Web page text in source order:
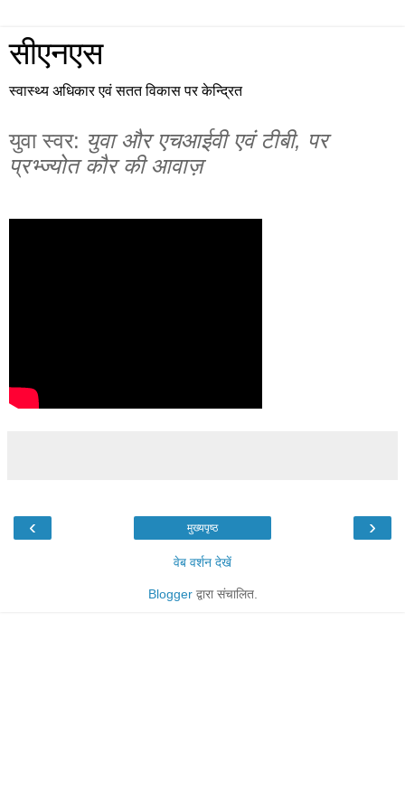
सीएनएस
स्वास्थ्य अधिकार एवं सतत विकास पर केन्द्रित
युवा स्वर: युवा और एचआईवी एवं टीबी, पर
प्रभ्ज्योत कौर की आवाज़
‹ ›
मुख्यपृष्ठ
वेब वर्शन देखें
Bloggerद्वारा संचालित.